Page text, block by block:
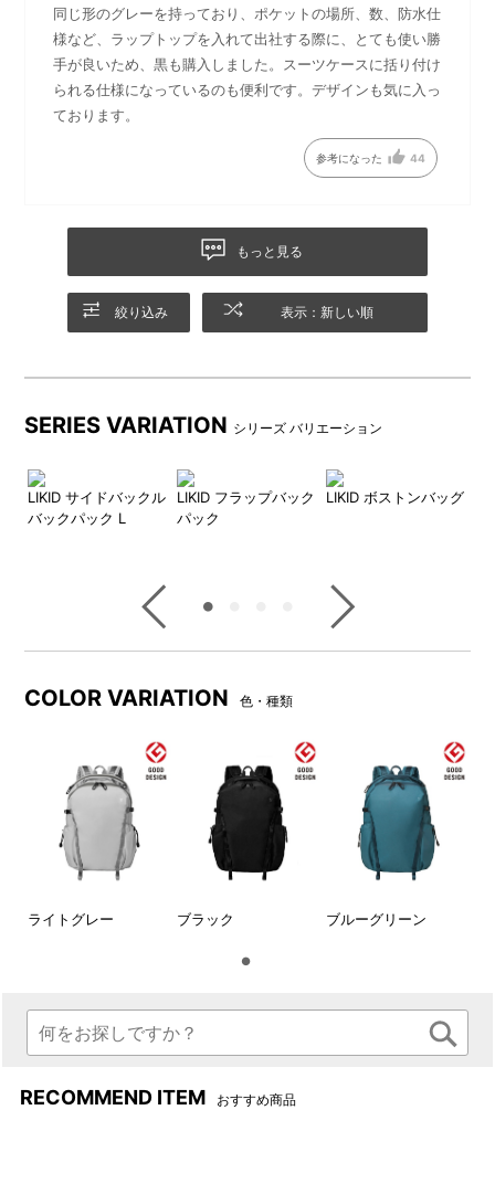
全体サイズ
メインとは別に小物の収納に
便利なポケット付きです。
ボトルや折り畳み傘の収納に
便利な外ポケットつき。
ループ
肩に食い込みにくく、安定感
のある太めのベルトです。
ベルトについている丸カン
イルポーチなどを取り付けて
外ポケットには雨水が溜まら
いるので、濡れた折り畳み傘
背面の止水ファスナーの開閉
13インチまでのPC収納可能な
ん。
の移動もスマート。
り、縫い目をなくし雨水の侵
同じ形のグレーを持っており、ポケットの場所、数、防水仕
様など、ラップトップを入れて出社する際に、とても使い勝
手が良いため、黒も購入しました。スーツケースに括り付け
られる仕様になっているのも便利です。デザインも気に入っ
ております。
参考になった 44
もっと見る
絞り込み 表示：新しい順
SERIES VARIATION シリーズ バリエーション
LIKID サイドバックル
バックパック L
LIKID フラップバック
パック
LIKID ボストンバッグ
COLOR VARIATION 色・種類
ライトグレー ブラック ブルーグリーン
RECOMMEND ITEM おすすめ商品